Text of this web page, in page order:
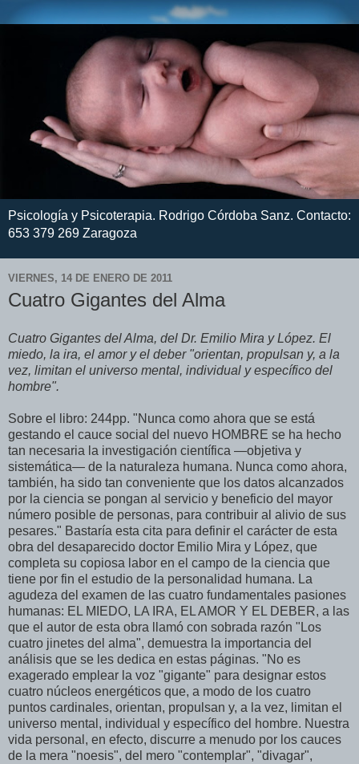
Psicología y Psicoterapia. Rodrigo Córdoba Sanz. Contacto:
653 379 269 Zaragoza
VIERNES, 14 DE ENERO DE 2011
Cuatro Gigantes del Alma
Cuatro Gigantes del Alma, del Dr. Emilio Mira y López. El
miedo, la ira, el amor y el deber "orientan, propulsan y, a la
vez, limitan el universo mental, individual y específico del
hombre".
Sobre el libro: 244pp. "Nunca como ahora que se está
gestando el cauce social del nuevo HOMBRE se ha hecho
tan necesaria la investigación científica —objetiva y
sistemática— de la naturaleza humana. Nunca como ahora,
también, ha sido tan conveniente que los datos alcanzados
por la ciencia se pongan al servicio y beneficio del mayor
número posible de personas, para contribuir al alivio de sus
pesares." Bastaría esta cita para definir el carácter de esta
obra del desaparecido doctor Emilio Mira y López, que
completa su copiosa labor en el campo de la ciencia que
tiene por fin el estudio de la personalidad humana. La
agudeza del examen de las cuatro fundamentales pasiones
humanas: EL MIEDO, LA IRA, EL AMOR Y EL DEBER, a las
que el autor de esta obra llamó con sobrada razón "Los
cuatro jinetes del alma", demuestra la importancia del
análisis que se les dedica en estas páginas. "No es
exagerado emplear la voz "gigante" para designar estos
cuatro núcleos energéticos que, a modo de los cuatro
puntos cardinales, orientan, propulsan y, a la vez, limitan el
universo mental, individual y específico del hombre. Nuestra
vida personal, en efecto, discurre a menudo por los cauces
de la mera "noesis", del mero "contemplar", "divagar",